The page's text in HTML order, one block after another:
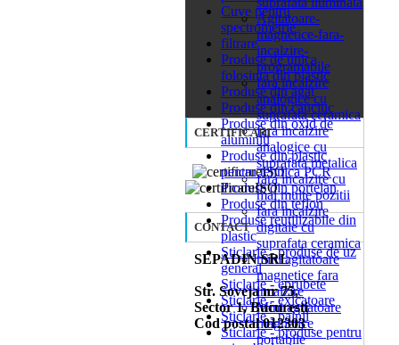
Agitatoare-
magnetice-fara-
incalzire-
programabile
fara incalzire
analogice cu
suprafata ceramica
fara incalzire
analogice cu
suprafata metalica
fara incalzire cu
mai multe pozitii
fara incalzire
digitale cu
suprafata ceramica
mini agitatoare
magnetice fara
incalzire
Mini agitatoare
magnetice
portabile
Cuve pentru
spectrometrie
filtrare
Produse de unica
folosinta din plastic
Produse din agat
Produse din cauciuc
Produse din oxid de
aluminiu
Produse din plastic
pentru tehnica PCR
Produse din portelan
Produse din teflon
Produse reutilizabile din
plastic
Sticlarie - produse de uz
general
Sticlarie - eprubete
Sticlarie - exicatoare
Sticlarie - palnii
Sticlarie - produse pentru
CERTIFICARI
CONTACT
SEPADIN SRL
Str. Soveja nr 75,
Sector 1, Bucuresti
Cod postal 012303